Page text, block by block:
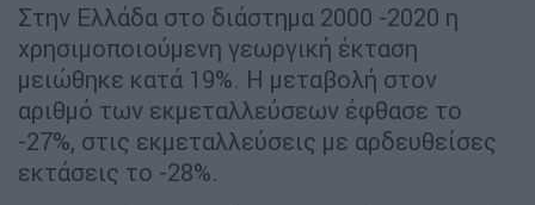
Στην Ελλάδα στο διάστημα 2000 -2020 η
χρησιμοποιούμενη γεωργική έκταση
μειώθηκε κατά 19%. Η μεταβολή στον
αριθμό των εκμεταλλεύσεων έφθασε το
-27%, στις εκμεταλλεύσεις με αρδευθείσες
εκτάσεις το -28%.